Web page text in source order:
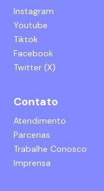
Instagram
Youtube
Tiktok
Facebook
Twitter (X)
Contato
Atendimento
Parcerias
Trabalhe Conosco
Imprensa